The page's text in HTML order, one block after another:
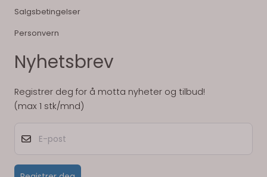
Salgsbetingelser
Personvern
Nyhetsbrev
Registrer deg for å motta nyheter og tilbud!
(max 1 stk/mnd)